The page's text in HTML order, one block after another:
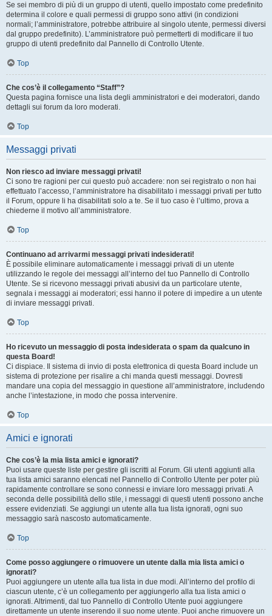
Se sei membro di più di un gruppo di utenti, quello impostato come predefinito
determina il colore e quali permessi di gruppo sono attivi (in condizioni
normali; l’amministratore, potrebbe attribuire al singolo utente, permessi diversi
dal gruppo predefinito). L’amministratore può permetterti di modificare il tuo
gruppo di utenti predefinito dal Pannello di Controllo Utente.
Top
Che cos’è il collegamento “Staff”?
Questa pagina fornisce una lista degli amministratori e dei moderatori, dando
dettagli sui forum da loro moderati.
Top
Messaggi privati
Non riesco ad inviare messaggi privati!
Ci sono tre ragioni per cui questo può accadere: non sei registrato o non hai
effettuato l’accesso, l’amministratore ha disabilitato i messaggi privati per tutto
il Forum, oppure li ha disabilitati solo a te. Se il tuo caso è l’ultimo, prova a
chiederne il motivo all’amministratore.
Top
Continuano ad arrivarmi messaggi privati indesiderati!
È possibile eliminare automaticamente i messaggi privati ​​di un utente
utilizzando le regole dei messaggi all’interno del tuo Pannello di Controllo
Utente. Se si ricevono messaggi privati ​​abusivi da un particolare utente,
segnala i messaggi ai moderatori; essi hanno il potere di impedire a un utente
di inviare messaggi privati​​.
Top
Ho ricevuto un messaggio di posta indesiderata o spam da qualcuno in
questa Board!
Ci dispiace. Il sistema di invio di posta elettronica di questa Board include un
sistema di protezione per risalire a chi manda questi messaggi. Dovresti
mandare una copia del messaggio in questione all’amministratore, includendo
anche l’intestazione, in modo che possa intervenire.
Top
Amici e ignorati
Che cos’è la mia lista amici e ignorati?
Puoi usare queste liste per gestire gli iscritti al Forum. Gli utenti aggiunti alla
tua lista amici saranno elencati nel Pannello di Controllo Utente per poter più
rapidamente controllare se sono connessi e inviare loro messaggi privati. A
seconda delle possibilità dello stile, i messaggi di questi utenti possono anche
essere evidenziati. Se aggiungi un utente alla tua lista ignorati, ogni suo
messaggio sarà nascosto automaticamente.
Top
Come posso aggiungere o rimuovere un utente dalla mia lista amici o
ignorati?
Puoi aggiungere un utente alla tua lista in due modi. All’interno del profilo di
ciascun utente, c’è un collegamento per aggiungerlo alla tua lista amici o
ignorati. Altrimenti, dal tuo Pannello di Controllo Utente puoi aggiungere
direttamente un utente inserendo il suo nome utente. Puoi anche rimuovere un